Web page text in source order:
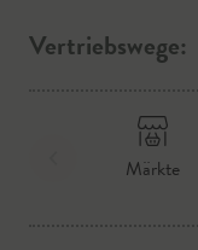
Vertriebswege:
Märkte